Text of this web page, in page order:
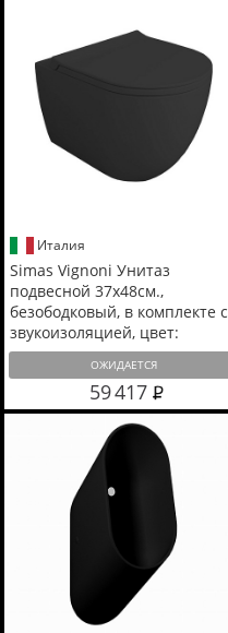
Италия
Simas Vignoni Унитаз
подвесной 37х48см.,
безободковый, в комплекте с
звукоизоляцией, цвет:
черный матовый
ОЖИДАЕТСЯ
59 417